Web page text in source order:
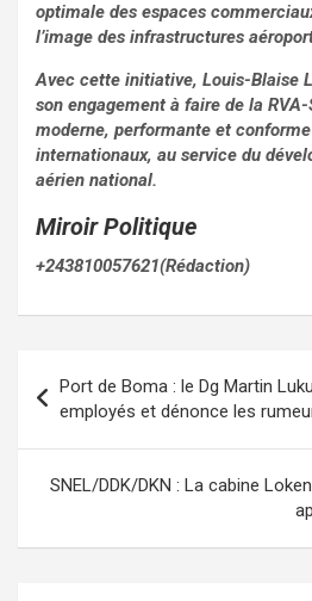
optimale des espaces
l’image des infrastructures
Avec cette initiative, Louis-Blaise
son engagement à faire de la
moderne, performante et
internationaux, au service du
aérien national.
Miroir Politique
+243810057621(Rédaction)
de
l’article
Port de Boma : le Dg Martin
employés et dénonce les
SNEL/DDK/DKN : La cabine